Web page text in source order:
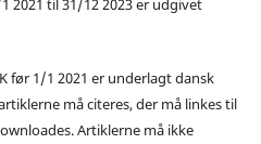
2021 til 31/12 2023 er udgivet
før 1/1 2021 er underlagt dansk
må citeres, der må linkes til
Artiklerne må ikke